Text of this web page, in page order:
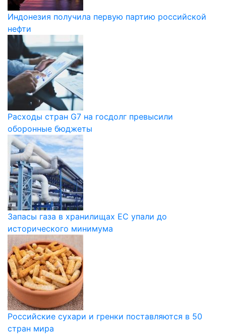
Индонезия получила первую партию российской
нефти
Расходы стран G7 на госдолг превысили
оборонные бюджеты
Запасы газа в хранилищах ЕС упали до
исторического минимума
Российские сухари и гренки поставляются в 50
стран мира